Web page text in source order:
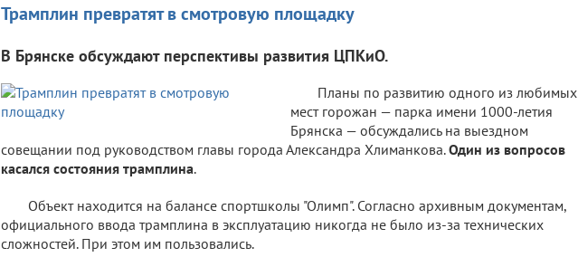
Трамплин превратят в смотровую площадку
В Брянске обсуждают перспективы развития ЦПКиО.
Планы по развитию одного из любимых
мест горожан — парка имени 1000-летия
Брянска — обсуждались на выездном
совещании под руководством главы города Александра Хлиманкова.Один из вопросов
касался состояния трамплина.
Объект находится на балансе спортшколы "Олимп". Согласно архивным документам,
официального ввода трамплина в эксплуатацию никогда не было из-за технических
сложностей. При этом им пользовались.